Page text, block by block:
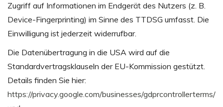
Zugriff auf Informationen im Endgerät des Nutzers (z. B.
Device-Fingerprinting) im Sinne des TTDSG umfasst. Die
Einwilligung ist jederzeit widerrufbar.
Die Datenübertragung in die USA wird auf die
Standardvertragsklauseln der EU-Kommission gestützt.
Details finden Sie hier:
https://privacy.google.com/businesses/gdprcontrollerterms/